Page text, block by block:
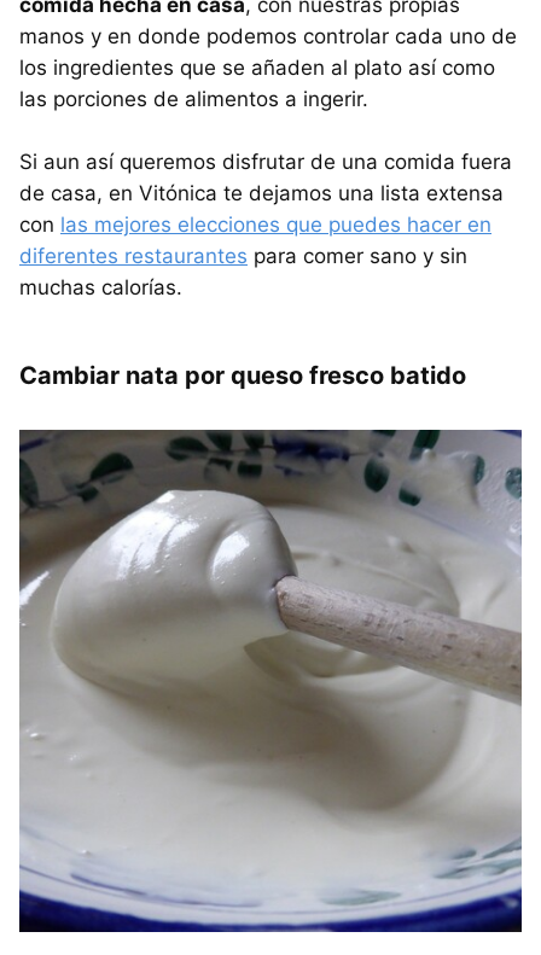
comida hecha en casa, con nuestras propias
manos y en donde podemos controlar cada uno de
los ingredientes que se añaden al plato así como
las porciones de alimentos a ingerir.
Si aun así queremos disfrutar de una comida fuera
de casa, en Vitónica te dejamos una lista extensa
con las mejores elecciones que puedes hacer en
diferentes restaurantes para comer sano y sin
muchas calorías.
Cambiar nata por queso fresco batido